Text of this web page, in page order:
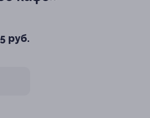
руб.